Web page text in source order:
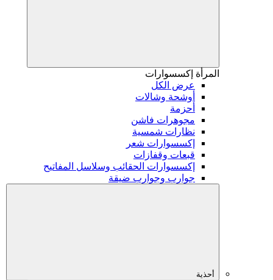
إكسسوارات
عرض الكل
أوشحة وشالات
أحزمة
مجوهرات فاشن
نظارات شمسية
إكسسوارات شعر
قبعات وقفازات
إكسسوارات الحقائب وسلاسل المفاتيح
جوارب وجوارب ضيقة
أحذية